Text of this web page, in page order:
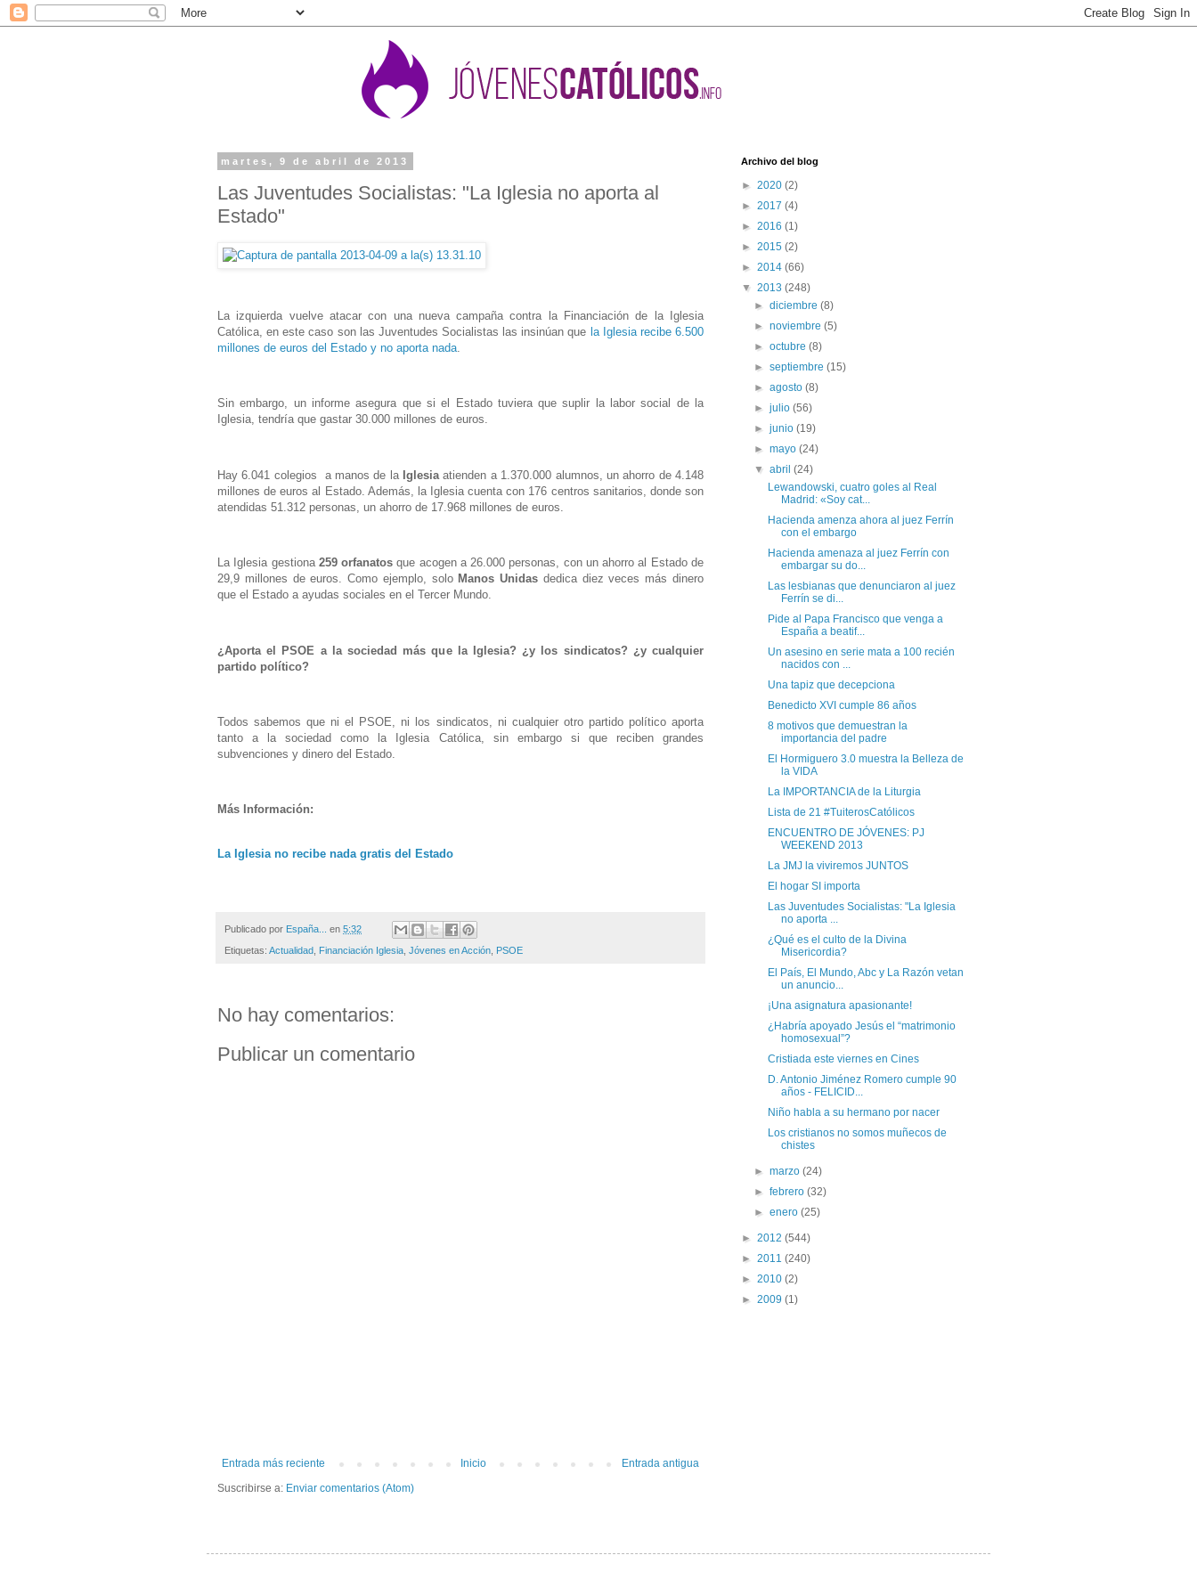
martes, 9 de abril de 2013
Las Juventudes Socialistas: "La Iglesia no aporta al
Estado"
La izquierda vuelve atacar con una nueva campaña contra la Financiación de la Iglesia
Católica, en este caso son las Juventudes Socialistas las insinúan que la Iglesia recibe 6.500
millones de euros del Estado y no aporta nada.
Sin embargo, un informe asegura que si el Estado tuviera que suplir la labor social de la
Iglesia, tendría que gastar 30.000 millones de euros.
Hay 6.041 colegios a manos de laIglesia atienden a 1.370.000 alumnos, un ahorro de 4.148
millones de euros al Estado. Además, la Iglesia cuenta con 176 centros sanitarios, donde son
atendidas 51.312 personas, un ahorro de 17.968 millones de euros.
La Iglesia gestiona 259 orfanatos que acogen a 26.000 personas, con un ahorro al Estado de
29,9 millones de euros. Como ejemplo, solo Manos Unidas dedica diez veces más dinero
que el Estado a ayudas sociales en el Tercer Mundo.
¿Aporta el PSOE a la sociedad más que la Iglesia? ¿y los sindicatos? ¿y cualquier
partido político?
Todos sabemos que ni el PSOE, ni los sindicatos, ni cualquier otro partido político aporta
tanto a la sociedad como la Iglesia Católica, sin embargo si que reciben grandes
subvenciones y dinero del Estado.
Más Información:
La Iglesia no recibe nada gratis del Estado
Publicado por España... en 5:32
Etiquetas: Actualidad Financiación Iglesia Jóvenes en Acción PSOE
No hay comentarios:
Publicar un comentario
Entrada más reciente Entrada antigua
Inicio
Suscribirse a: Enviar comentarios (Atom)
Archivo del blog
► 2020 (2)
► 2017 (4)
► 2016 (1)
► 2015 (2)
► 2014 (66)
▼ 2013 (248)
►diciembre(8)
►noviembre(5)
►octubre(8)
►septiembre(15)
►agosto(8)
►julio(56)
►junio(19)
►mayo(24)
▼abril(24)
Lewandowski, cuatro goles al Real
Madrid: «Soy cat...
Hacienda amenza ahora al juez Ferrín
con el embargo
Hacienda amenaza al juez Ferrín con
embargar su do...
Las lesbianas que denunciaron al juez
Ferrín se di...
Pide al Papa Francisco que venga a
España a beatif...
Un asesino en serie mata a 100 recién
nacidos con ...
Una tapiz que decepciona
Benedicto XVI cumple 86 años
8 motivos que demuestran la
importancia del padre
El Hormiguero 3.0 muestra la Belleza de
la VIDA
La IMPORTANCIA de la Liturgia
Lista de 21 #TuiterosCatólicos
ENCUENTRO DE JÓVENES: PJ
WEEKEND 2013
La JMJ la viviremos JUNTOS
El hogar SI importa
Las Juventudes Socialistas: "La Iglesia
no aporta ...
¿Qué es el culto de la Divina
Misericordia?
El País, El Mundo, Abc y La Razón vetan
un anuncio...
¡Una asignatura apasionante!
¿Habría apoyado Jesús el “matrimonio
homosexual”?
Cristiada este viernes en Cines
D. Antonio Jiménez Romero cumple 90
años - FELICID...
Niño habla a su hermano por nacer
Los cristianos no somos muñecos de
chistes
►marzo(24)
►febrero(32)
►enero(25)
► 2012 (544)
► 2011 (240)
► 2010 (2)
► 2009 (1)